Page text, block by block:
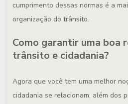
cumprimento dessas normas é a
organização do trânsito.
Como garantir uma boa
trânsito e cidadania?
Agora que você tem uma melhor
cidadania se relacionam, além dos